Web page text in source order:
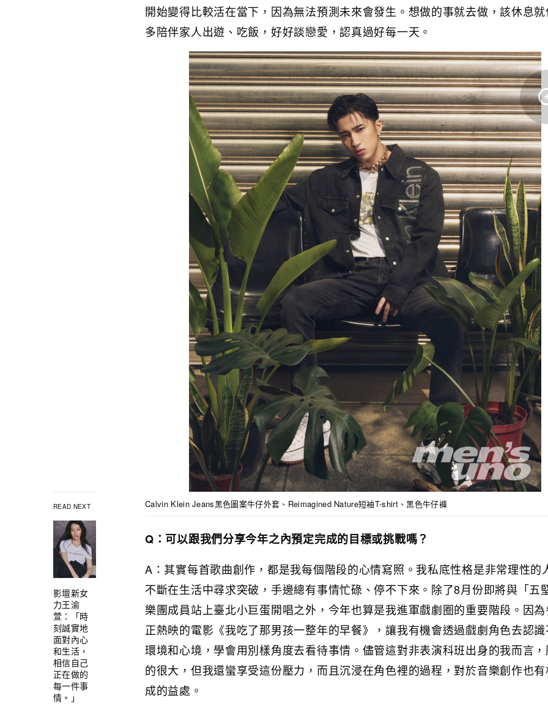
READ NEXT
影壇新女
力王渝
萱：「時
刻誠實地
面對內心
和生活，
相信自己
正在做的
每一件事
情。」
開始變得比較活在當下，因為無法預測未來會發生。想做的事就去做，該休息就
多陪伴家人出遊、吃飯，好好談戀愛，認真過好每一天。
Calvin Klein Jeans黑色圖案牛仔外套、Reimagined Nature短袖T-shirt、黑色牛仔褲
Q：可以跟我們分享今年之內預定完成的目標或挑戰嗎？
A：其實每首歌曲創作，都是我每個階段的心情寫照。我私底性格是非常理性的
不斷在生活中尋求突破，手邊總有事情忙碌、停不下來。除了8月份即將與「五
樂團成員站上臺北小巨蛋開唱之外，今年也算是我進軍戲劇圈的重要階段。因
正熱映的電影《我吃了那男孩一整年的早餐》，讓我有機會透過戲劇角色去認
環境和心境，學會用別樣角度去看待事情。儘管這對非表演科班出身的我而言
的很大，但我還蠻享受這份壓力，而且沉浸在角色裡的過程，對於音樂創作也
成的益處。